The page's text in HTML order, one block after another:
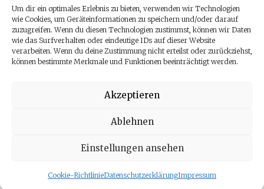
Um dir ein optimales Erlebnis zu bieten, verwenden wir Technologien
wie Cookies, um Geräteinformationen zu speichern und/oder darauf
zuzugreifen. Wenn du diesen Technologien zustimmst, können wir Daten
wie das Surfverhalten oder eindeutige IDs auf dieser Website
verarbeiten. Wenn du deine Zustimmung nicht erteilst oder zurückziehst,
können bestimmte Merkmale und Funktionen beeinträchtigt werden.
Akzeptieren
Ablehnen
Einstellungen ansehen
Cookie-RichtlinieDatenschutzerklärungImpressum
Impressum|Datenschutz
© 2025 - Ursprüngliche Numerologie - Deine seelischen